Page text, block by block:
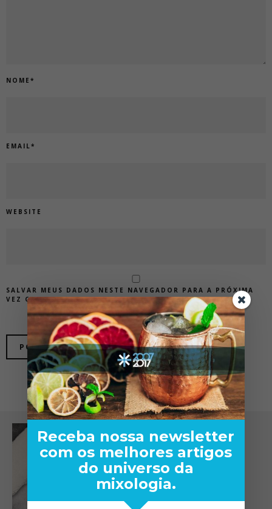
NOME *
EMAIL*
WEBSITE
SALVAR MEUS DADOS NESTE NAVEGADOR PARA A PRÓXIMA
VEZ QUE EU COMENTAR.
Receba nossa newsletter
com os melhores artigos
do universo da
mixologia.